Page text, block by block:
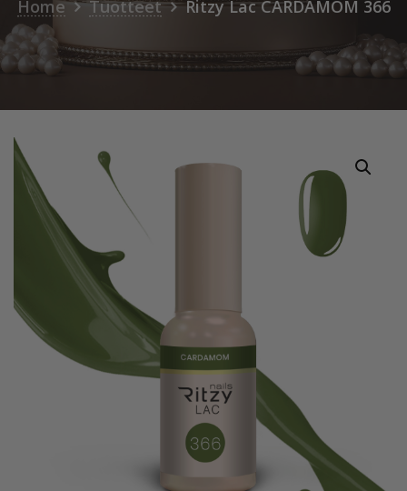
Home Tuotteet Ritzy Lac CARDAMOM 366